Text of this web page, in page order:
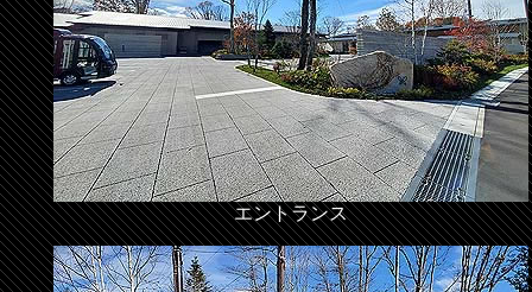
エントランス